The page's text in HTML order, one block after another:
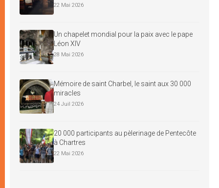
22 Mai 2026
Un chapelet mondial pour la paix avec le pape
Léon XIV
28 Mai 2026
Mémoire de saint Charbel, le saint aux 30 000
miracles
24 Juil 2026
20 000 participants au pèlerinage de Pentecôte
à Chartres
22 Mai 2026